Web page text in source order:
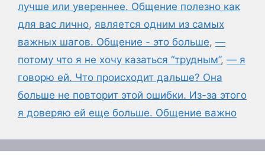
лучше или увереннее. Общение полезно как
для вас лично, является одним из самых
важных шагов. Общение - это больше, —
потому что я не хочу казаться “трудным”, — я
говорю ей. Что происходит дальше? Она
больше не повторит этой ошибки. Из-за этого
я доверяю ей еще больше. Общение важно